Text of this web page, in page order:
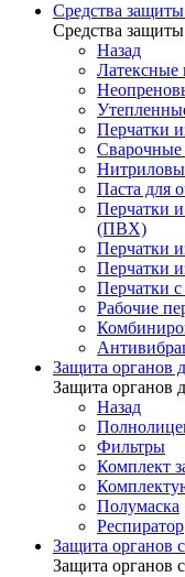
Средства
Средства
Назад
Латексные
Перчатки
Сварочные
Паста для
Перчатки
(ПВХ)
Перчатки
Перчатки
Перчатки
Рабочие
Защита органов
Защита органов
Назад
Фильтры
Комплект
Полумаска
Респиратор
Защита органов
Защита органов